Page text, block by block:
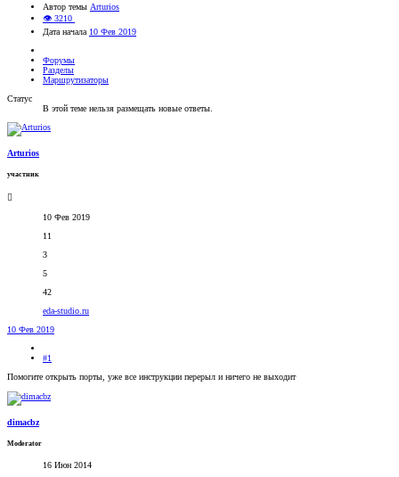
Автор темы Arturios
👁 3210
Дата начала 10 Фев 2019
Форумы
Разделы
Маршрутизаторы
Статус
В этой теме нельзя размещать новые ответы.
Arturios
участник
10 Фев 2019
11
3
5
42
eda-studio.ru
10 Фев 2019
#1
Помогите открыть порты, уже все инструкции перерыл и ничего не выходит
dimacbz
Moderator
16 Июн 2014